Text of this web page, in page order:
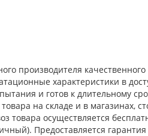
производителя
характеристики в
и готов к длительному
на складе и в магазинах,
товара осуществляется
Предоставляется